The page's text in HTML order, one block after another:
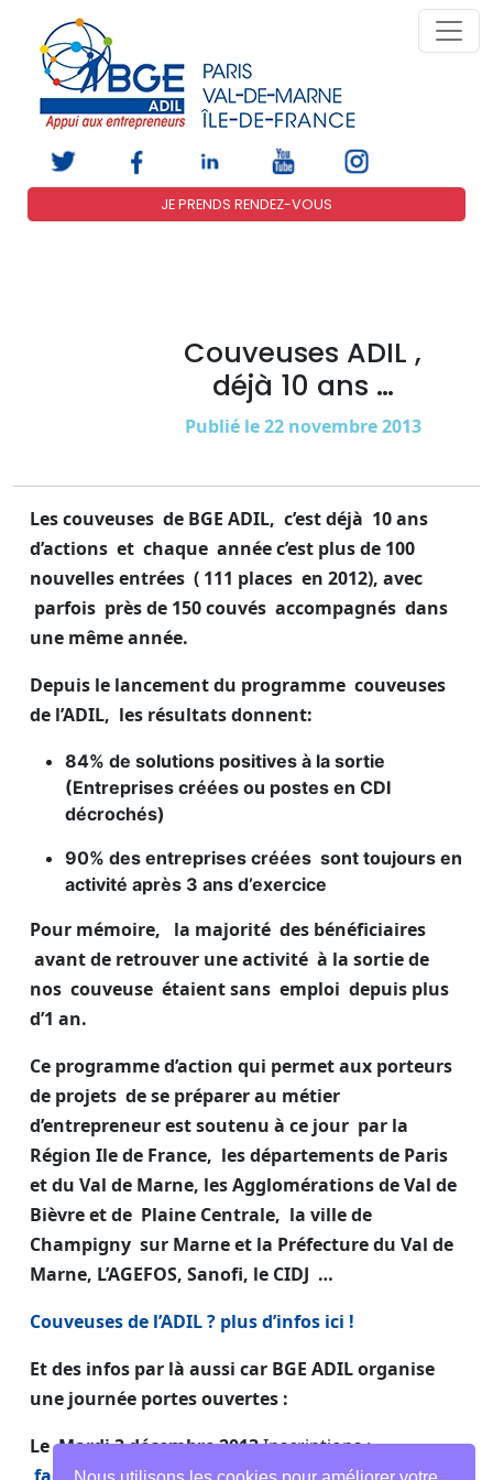
JE PRENDS RENDEZ-VOUS
Couveuses ADIL ,
déjà 10 ans …
Publié le 22 novembre 2013
Les couveuses de BGE ADIL, c’est déjà 10 ans
d’actions et chaque année c’est plus de 100
nouvelles entrées ( 111 places en 2012), avec
parfois près de 150 couvés accompagnés dans
une même année.
Depuis le lancement du programme couveuses
de l’ADIL, les résultats donnent:
84% de solutions positives à la sortie
(Entreprises créées ou postes en CDI
décrochés)
90% des entreprises créées sont toujours en
activité après 3 ans d’exercice
Pour mémoire, la majorité des bénéficiaires
avant de retrouver une activité à la sortie de
nos couveuse étaient sans emploi depuis plus
d’1 an.
Ce programme d’action qui permet aux porteurs
de projets de se préparer au métier
d’entrepreneurest soutenu à ce jour par la
Région Ile de France, les départements de Paris
et du Val de Marne, les Agglomérations de Val de
Bièvre et de Plaine Centrale, la ville de
Champigny sur Marne et la Préfecture du Val de
Marne, L’AGEFOS, Sanofi, le CIDJ …
Couveuses de l’ADIL ? plus d’infos ici !
Et des infos par là aussi car BGE ADIL organise
une journée portes ouvertes :
Le Mardi 3 décembre 2013Inscriptions :